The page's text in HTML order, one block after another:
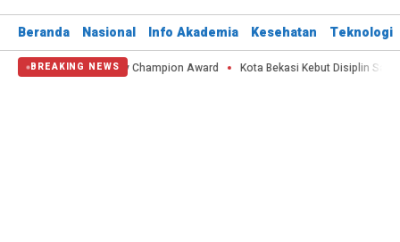
Beranda Nasional Info Akademia Kesehatan Teknologi
BREAKING NEWS
Green City Champion Award Kota Bekasi Kebut Disiplin Satlinmas